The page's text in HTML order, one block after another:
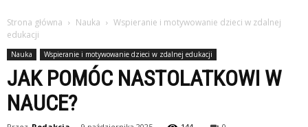
Strona główna Nauka
Wspieranie i motywowanie dzieci w zdalnej
edukacji
Nauka Wspieranie i motywowanie dzieci w zdalnej edukacji
JAK POMÓC NASTOLATKOWI W
NAUCE?